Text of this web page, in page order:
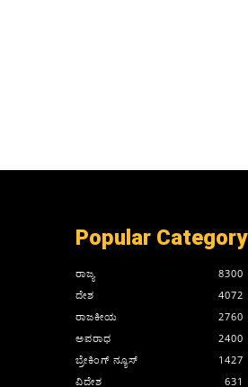
Popular Category
ರಾಜ್ಯ
8300
ದೇಶ
4072
ರಾಜಕೀಯ
2760
ಅಪರಾಧ
2400
ಬ್ರೇಕಿಂಗ್ ನ್ಯೂಸ್
1427
ವಿದೇಶ
631